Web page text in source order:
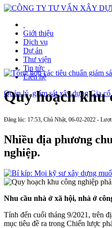
Giới thiệu
Dịch vụ
Dự án
Thư viện
Tin tức
Liên hệ
Quản lý, giám sát xây dựng Gia cố
Quy hoạch khu
Đăng lúc: 17:53, Chủ Nhật, 06-02-2022 -
Nhiều địa phương
nghiệp.
Nhu cầu nhà ở xã hội, nhà ở
Tính đến cuối tháng 9/2021, trên
mục tiêu đề ra trong Chiến lược